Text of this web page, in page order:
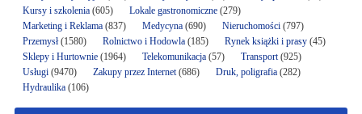
Kursy i szkolenia(605) Lokale gastronomiczne(279)
Marketing i Reklama(837) Medycyna(690) Nieruchomości(797)
Przemysł(1580) Rolnictwo i Hodowla(185) Rynek książki i prasy(45)
Sklepy i Hurtownie(1964) Telekomunikacja(57) Transport(925)
Usługi(9470) Zakupy przez Internet(686) Druk, poligrafia(282)
Hydraulika(106)